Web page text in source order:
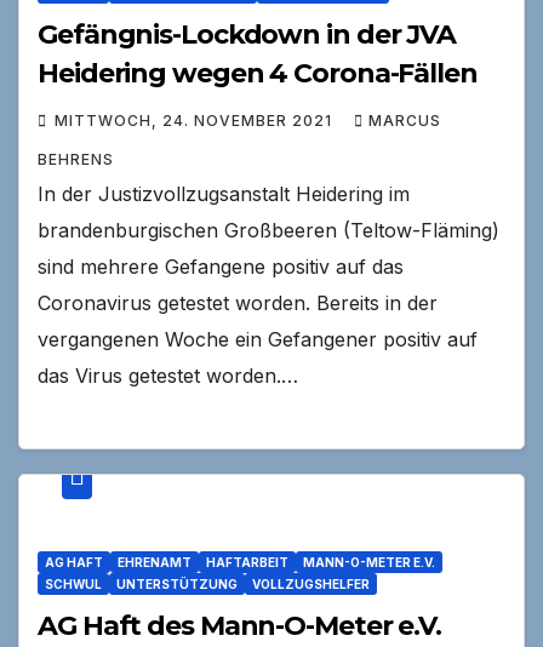
Gefängnis-Lockdown in der JVA
Heidering wegen 4 Corona-Fällen
MITTWOCH, 24. NOVEMBER 2021 MARCUS
BEHRENS
In der Justizvollzugsanstalt Heidering im
brandenburgischen Großbeeren (Teltow-Fläming)
sind mehrere Gefangene positiv auf das
Coronavirus getestet worden. Bereits in der
vergangenen Woche ein Gefangener positiv auf
das Virus getestet worden.…
AG HAFT EHRENAMT HAFTARBEIT
MANN-O-METER E.V.
SCHWUL
UNTERSTÜTZUNG VOLLZUGSHELFER
AG Haft des Mann-O-Meter e.V.